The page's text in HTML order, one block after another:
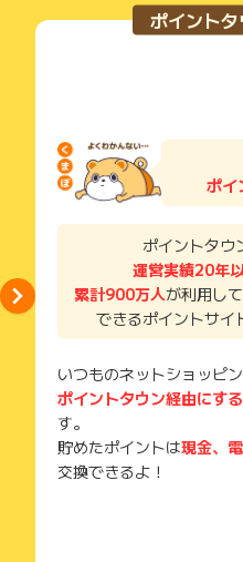
ポイント
ポイ
ポイントタウ
運営実績20年
累計900万人が利用し
できるポイントサイ
いつものネットショッピ
ポイントタウン経由にす
す。
貯めたポイントは現金、
交換できるよ！